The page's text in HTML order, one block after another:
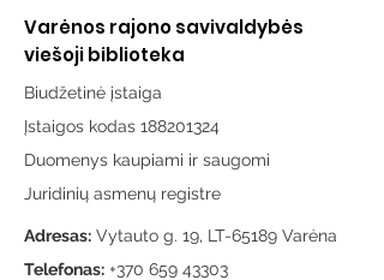
Varėnos rajono savivaldybės
viešoji biblioteka
Biudžetinė įstaiga
Įstaigos kodas 188201324
Duomenys kaupiami ir saugomi
Juridinių asmenų registre
Adresas: Vytauto g. 19, LT-65189 Varėna
Telefonas: +370 659 43303